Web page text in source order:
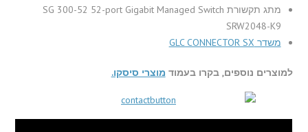
מתג תקשורת SG 300-52 52-port Gigabit Managed Switch
SRW2048-K9
משדר GLC CONNECTOR SX
למוצרים נוספים, בקרו בעמוד מוצרי סיסקו.